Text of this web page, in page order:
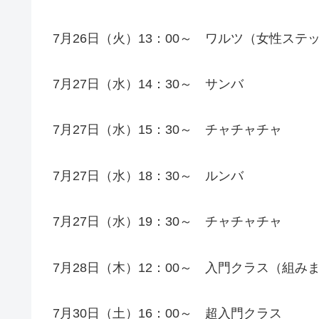
7月26日（火）13：00～ ワルツ（女性ステッ
7月27日（水）14：30～ サンバ
7月27日（水）15：30～ チャチャチャ
7月27日（水）18：30～ ルンバ
7月27日（水）19：30～ チャチャチャ
7月28日（木）12：00～ 入門クラス（組みま
7月30日（土）16：00～ 超入門クラス